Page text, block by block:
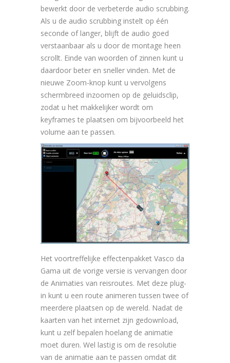
bewerkt door de verbeterde audio scrubbing.
Als u de audio scrubbing instelt op één
seconde of langer, blijft de audio goed
verstaanbaar als u door de montage heen
scrollt. Einde van woorden of zinnen kunt u
daardoor beter en sneller vinden. Met de
nieuwe Zoom-knop kunt u vervolgens
schermbreed inzoomen op de geluidsclip,
zodat u het makkelijker wordt om
keyframes te plaatsen om bijvoorbeeld het
volume aan te passen.
Het voortreffelijke effectenpakket Vasco da
Gama uit de vorige versie is vervangen door
de Animaties van reisroutes. Met deze plug-
in kunt u een route animeren tussen twee of
meerdere plaatsen op de wereld. Nadat de
kaarten van het internet zijn gedownload,
kunt u zelf bepalen hoelang de animatie
moet duren. Wel lastig is om de resolutie
van de animatie aan te passen omdat dit